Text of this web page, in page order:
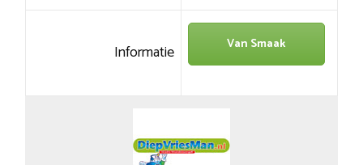
Informatie Van Smaak